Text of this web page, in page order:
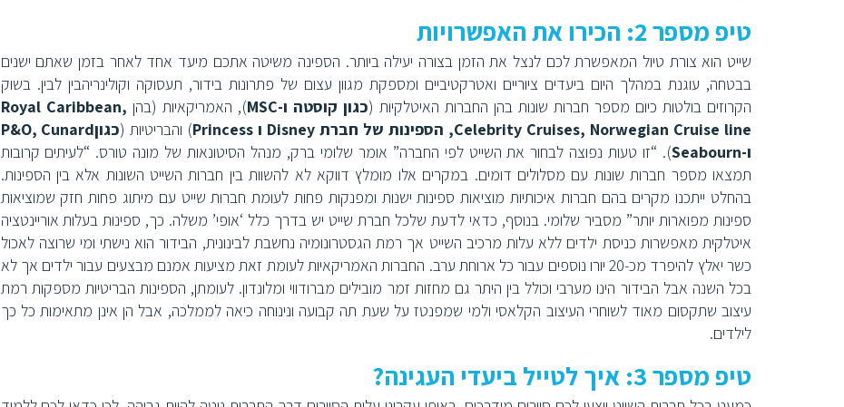
טיפ מספר 2: הכירו את האפשרויות
שייט הוא צורת טיול המאפשרת לכם לנצל את הזמן בצורה יעילה ביותר. הספינה משיטה אתכם מיעד אחד לאחר בזמן שאתם ישנים
בבטחה, עוגנת במהלך היום ביעדים ציוריים ואטרקטיביים ומספקת מגוון עצום של פתרונות בידור, תעסוקה וקולינריהבין לבין. בשוק
הקרוזים בולטות כיום מספר חברות שונות בהן החברות האיטלקיות (כגון קוסטה ו-MSC ), האמריקאיות (בהן Royal Caribbean,
Celebrity Cruises, Norwegian Cruise line , הספינות של חברת Disney ו Princess) והבריטיות (כגוןP&O, Cunard
ו-Seabourn). “זו טעות נפוצה לבחור את השייט לפי החברה” אומר שלומי ברק, מנהל הסיטונאות של מונה טורס. “לעיתים קרובות
תמצאו מספר חברות שונות עם מסלולים דומים. במקרים אלו מומלץ דווקא לא להשוות בין חברות השייט השונות אלא בין הספינות.
בהחלט ייתכנו מקרים בהם חברות איכותיות מוציאות ספינות ישנות ומפנקות פחות לעומת חברות שייט עם מיתוג פחות חזק שמוציאות
ספינות מפוארות יותר” מסביר שלומי. בנוסף, כדאי לדעת שלכל חברת שייט יש בדרך כלל ‘אופי’ משלה. כך, ספינות בעלות אוריינטציה
איטלקית מאפשרות כניסת ילדים ללא עלות מרכיב השייט אך רמת הגסטרונומיה נחשבת לבינונית, הבידור הוא נישתי ומי שרוצה לאכול
כשר יאלץ להיפרד מכ-20 יורו נוספים עבור כל ארוחת ערב. החברות האמריקאיות לעומת זאת מציעות אמנם מבצעים עבור ילדים אך לא
בכל השנה אבל הבידור הינו מערבי וכולל בין היתר גם מחזות זמר מובילים מברודווי ומלונדון. לעומתן, הספינות הבריטיות מספקות רמת
עיצוב שתקסום מאוד לשוחרי העיצוב הקלאסי ולמי שמפנטז על שעת תה קבועה ונינוחה כיאה לממלכה, אבל הן אינן מתאימות כל כך
לילדים.
טיפ מספר 3: איך לטייל ביעדי העגינה?